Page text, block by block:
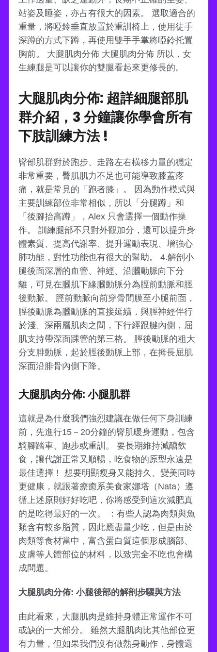
站姿及睡姿，亦占有很大的因素。 選取適合的
重量，將啞鈴垂直放置於重訓椅上，使用徒手
深蹲的方式下蹲，再使用雙手手掌將啞鈴托置
胸前。 大腿肌肉分佈 大腿肌肉分佈 所以，女
生練腿是可以讓你的雙腿看起來更修長的。
大腿肌肉分佈: 超詳細腿部肌
群介紹，3 分鐘讓你學會所有
下肢訓練方法 !
臀部肌群對於跑步、走路左右橫移力量的穩定
非常重要，臀肌肌力不足也可能導致膝蓋疼
痛，就是常見的「跑者膝」。 因為動作模式與
主要訓練部位非常相似，所以「分腿蹲」和
「後腳抬高蹲」，Alex 只會選擇一個動作操
作。 訓練腿部不只對外觀加分，還可以提升身
體素質、提高代謝率、提升運動表現、增強心
肺功能，對性功能也有很大的幫助。 4.解剖小
腿後面深層的血管、神經、沿膕動脈向下分
離，可見在膕肌下緣膕動脈分為脛前動脈和脛
後動脈。 脛前動脈向前穿骨間膜至小腿前面，
脛後動脈為膕動脈的直接延續，與脛神經伴行
於淺、深兩層肌肉之間，下行經跟腱內側，屈
肌支持帶深面踝管的第三格。 脛後動脈的粗大
分支腓動脈，起於脛後動脈上部，在拇長屈肌
深面沿腓骨內側下降。
大腿肌肉分佈: 小腿肌群
這就是為什麼我們強烈建議在做任何下身訓練
前，先進行15－20分鐘的臀肌暖身運動，包含
騎腳踏車、跑步或重訓。 要長期維持減醣飲
食，讓代謝正常又順暢，吃食物的原型永遠是
最佳選擇！ 想要明顯瘦身又能持久、變美同時
更健康，就跟著療癒系美食家娜塔（Nata）遵
循上述原則好好吃吧，你將感受到這次減肥真
的是吃得最好的一次。 ：有些人認為肉類與魚
類含有較多脂質，因此應盡量少吃，但是由於
肉類等食材當中，富含蛋白質這個形成腦部、
皮膚等人體部位的材料，以致完全不吃也會構
成問題。
大腿肌肉分佈: 小腿後部的解剖步驟與方法
由此看來，大腿肌肉是維持身體正常運作不可
或缺的一大部分。 雖然大腿肌肉比其他部位更
有力量，但如果我們沒有做熱身動作，身體還